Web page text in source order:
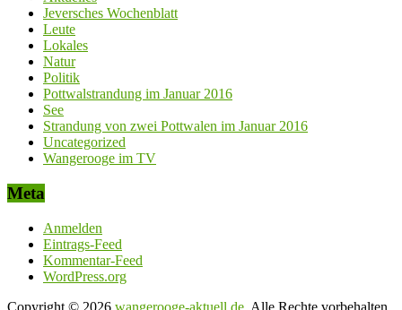
Jeversches Wochenblatt
Leute
Lokales
Natur
Politik
Pottwalstrandung im Januar 2016
See
Strandung von zwei Pottwalen im Januar 2016
Uncategorized
Wangerooge im TV
Meta
Anmelden
Eintrags-Feed
Kommentar-Feed
WordPress.org
Copyright © 2026 wangerooge-aktuell.de . Alle Rechte vorbehalten.